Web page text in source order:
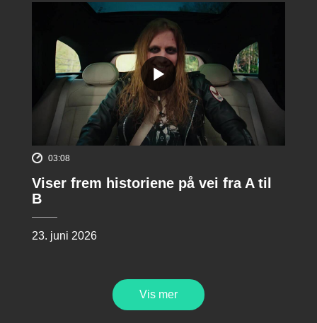
03:08
Viser frem historiene på vei fra A til
B
23. juni 2026
Vis mer